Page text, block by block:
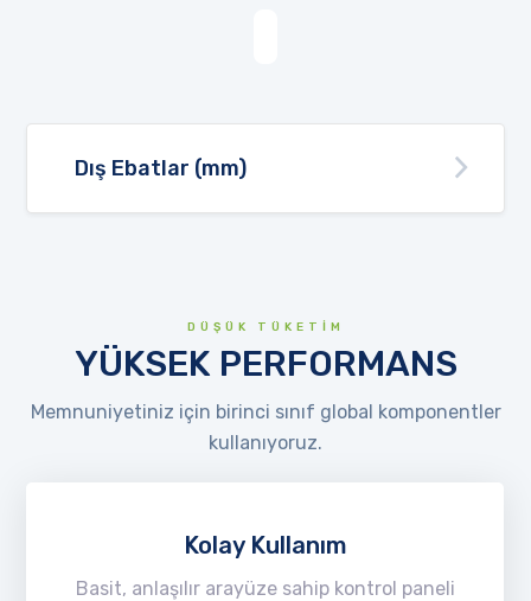
Dış Ebatlar (mm)
DÜŞÜK TÜKETİM
YÜKSEK PERFORMANS
Memnuniyetiniz için birinci sınıf global komponentler
kullanıyoruz.
Kolay Kullanım
Basit, anlaşılır arayüze sahip kontrol paneli